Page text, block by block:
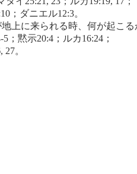
；ダニエル12:3。
上に来られる時、何が起こる
；黙示20:4；ルカ16:24；
。